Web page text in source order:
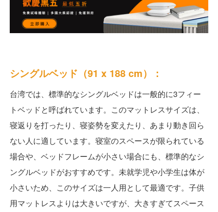
シングルベッド（91 x 188 cm）：
台湾では、標準的なシングルベッドは一般的に3フィー
トベッドと呼ばれています。このマットレスサイズは、
寝返りを打ったり、寝姿勢を変えたり、あまり動き回ら
ない人に適しています。寝室のスペースが限られている
場合や、ベッドフレームが小さい場合にも、標準的なシ
ングルベッドがおすすめです。未就学児や小学生は体が
小さいため、このサイズは一人用として最適です。子供
用マットレスよりは大きいですが、大きすぎてスペース